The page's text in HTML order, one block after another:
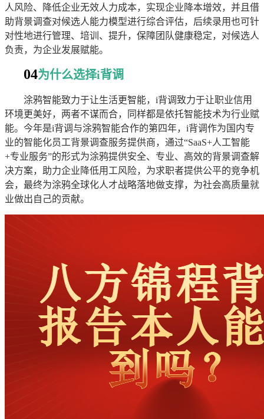
人风险、降低企业无效人力成本，实现企业降本增效，并且借
助背景调查对候选人能力模型进行综合评估，后续录用也可针
对性地进行管理、培训、提升，保障团队健康稳定，对候选人
负责，为企业发展赋能。
04为什么选择i背调
涂鸦智能致力于让生活更智能，i背调致力于让职业信用
环境更美好，两者不谋而合，同样都是依托智能技术为行业赋
能。今年是i背调与涂鸦智能合作的第四年，i背调作为国内专
业的智能化员工背景调查服务提供商，通过“SaaS+人工智能
+专业服务”的形式为涂鸦提供安全、专业、高效的背景调查解
决方案，助力企业降低用工风险，为求职者提供公平的竞争机
会，最终为涂鸦全球化人才战略落地做支撑，为社会高质量就
业做出自己的贡献。